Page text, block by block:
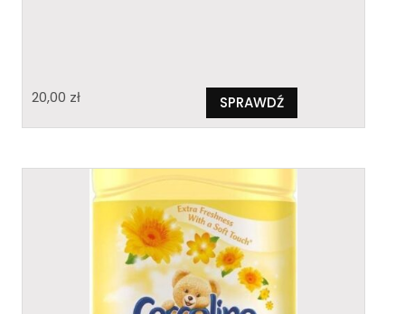
20,00 zł SPRAWDŹ